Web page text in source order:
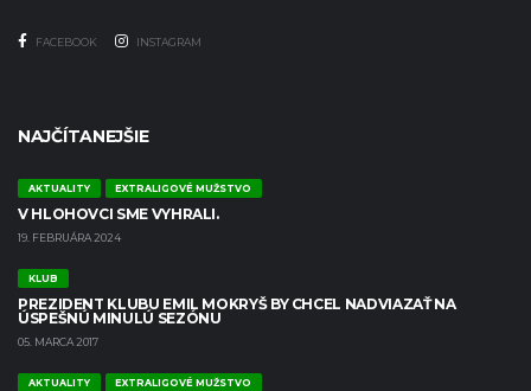
FACEBOOK INSTAGRAM
NAJČÍTANEJŠIE
AKTUALITY EXTRALIGOVÉ MUŽSTVO
V HLOHOVCI SME VYHRALI.
19. FEBRUÁRA 2024
KLUB
PREZIDENT KLUBU EMIL MOKRYŠ BY CHCEL NADVIAZAŤ NA
ÚSPEŠNÚ MINULÚ SEZÓNU
05. MARCA 2017
AKTUALITY EXTRALIGOVÉ MUŽSTVO